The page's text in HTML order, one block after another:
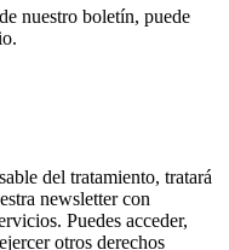
nuestro boletín, puede
del tratamiento, tratará
newsletter con
Puedes acceder,
otros derechos